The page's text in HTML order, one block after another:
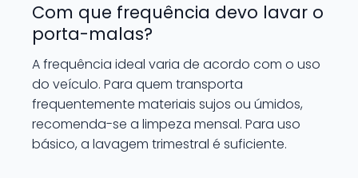
Com que frequência devo lavar o
porta-malas?
A frequência ideal varia de acordo com o uso
do veículo. Para quem transporta
frequentemente materiais sujos ou úmidos,
recomenda-se a limpeza mensal. Para uso
básico, a lavagem trimestral é suficiente.